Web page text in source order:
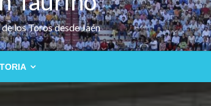
los Toros desde Jaén